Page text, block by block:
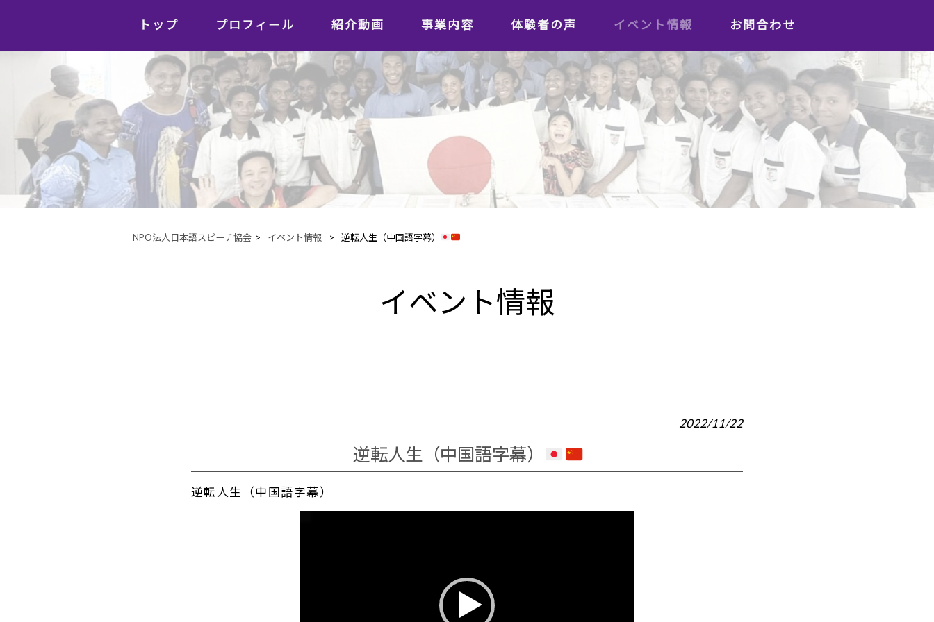
トップ プロフィール 紹介動画 事業内容
体験者の声
学習者の声
日本語教師の声
イベント情報 お問合わせ
NPO法人日本語スピーチ協会 > イベント情報 > 逆転人生（中国語字幕）
イベント情報
2022/11/22
逆転人生（中国語字幕）
逆転人生（中国語字幕）